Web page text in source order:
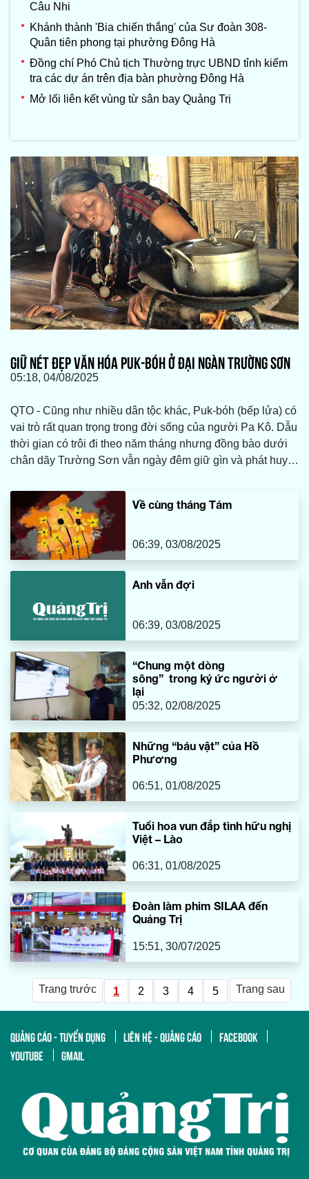
Câu Nhi
Khánh thành 'Bia chiến thắng' của Sư đoàn 308-
Quân tiên phong tại phường Đông Hà
Đồng chí Phó Chủ tịch Thường trực UBND tỉnh kiểm
tra các dự án trên địa bàn phường Đông Hà
Mở lối liên kết vùng từ sân bay Quảng Trị
GIỮ NÉT ĐẸP VĂN HÓA PUK-BÓH Ở ĐẠI NGÀN TRƯỜNG SƠN
05:18, 04/08/2025
QTO - Cũng như nhiều dân tộc khác, Puk-bóh (bếp lửa) có
vai trò rất quan trọng trong đời sống của người Pa Kô. Dẫu
thời gian có trôi đi theo năm tháng nhưng đồng bào dưới
chân dãy Trường Sơn vẫn ngày đêm giữ gìn và phát huy
thương mà cha ông dày công vun đắp qua bao đời…
Về cùng tháng Tám
06:39, 03/08/2025
Anh vẫn đợi
06:39, 03/08/2025
“Chung một dòng
sông” trong ký ức người ở
lại
05:32, 02/08/2025
Những “báu vật” của Hồ
Phương
06:51, 01/08/2025
Tuổi hoa vun đắp tình hữu nghị
Việt – Lào
06:31, 01/08/2025
Đoàn làm phim SILAA đến
Quảng Trị
15:51, 30/07/2025
Trang trước 1 2 3 4 5 Trang sau
QUẢNG CÁO - TUYỂN DỤNG LIÊN HỆ - QUẢNG CÁO
FACEBOOK
YOUTUBE
GMAIL